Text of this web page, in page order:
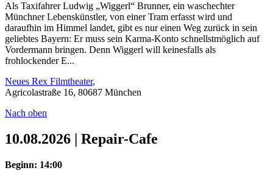
Als Taxifahrer Ludwig „Wiggerl“ Brunner, ein waschechter
Münchner Lebenskünstler, von einer Tram erfasst wird und
daraufhin im Himmel landet, gibt es nur einen Weg zurück in sein
geliebtes Bayern: Er muss sein Karma-Konto schnellstmöglich auf
Vordermann bringen. Denn Wiggerl will keinesfalls als
frohlockender E...
Neues Rex Filmtheater,
Agricolastraße 16, 80687 München
Nach oben
10.08.2026 | Repair-Cafe
Beginn: 14:00